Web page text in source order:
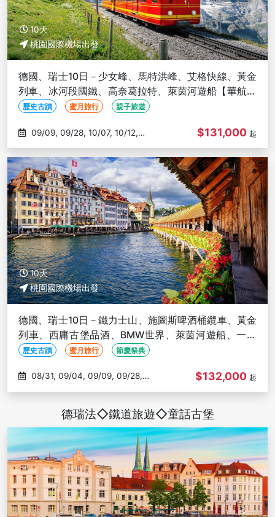
10天
桃園國際機場出發
德國、瑞士10日－少女峰、馬特洪峰、艾格快線、黃金
列車、冰河段國鐵、高奈葛拉特、萊茵河遊船【華航直
飛】
歷史古蹟 蜜月旅行 親子旅遊
10/26
$131,000 起
10天
桃園國際機場出發
德國、瑞士10日－鐵力士山、施圖斯啤酒桶纜車、黃金
列車、西庸古堡品酒、BMW世界、萊茵河遊船、一晚
準五星【華航直飛】
歷史古蹟 蜜月旅行 節慶祭典
10/12
$132,000 起
德瑞法◇鐵道旅遊◇童話古堡